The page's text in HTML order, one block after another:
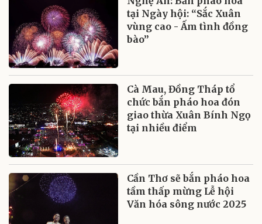
tại Ngày hội: “Sắc Xuân
vùng cao - Ấm tình đồng
bào”
Cà Mau, Đồng Tháp tổ
chức bắn pháo hoa đón
giao thừa Xuân Bính Ngọ
tại nhiều điểm
Cần Thơ sẽ bắn pháo hoa
tầm thấp mừng Lễ hội
Văn hóa sông nước 2025